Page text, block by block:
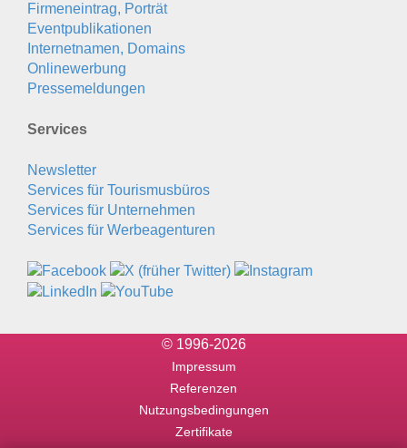
Firmeneintrag, Porträt
Eventpublikationen
Internetnamen, Domains
Onlinewerbung
Pressemeldungen
Services
Newsletter
Services für Tourismusbüros
Services für Unternehmen
Services für Werbeagenturen
© 1996-2026
Impressum
Referenzen
Nutzungsbedingungen
Zertifikate